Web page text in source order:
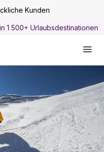
Kunden
1 500+ Urlaubsdestinationen